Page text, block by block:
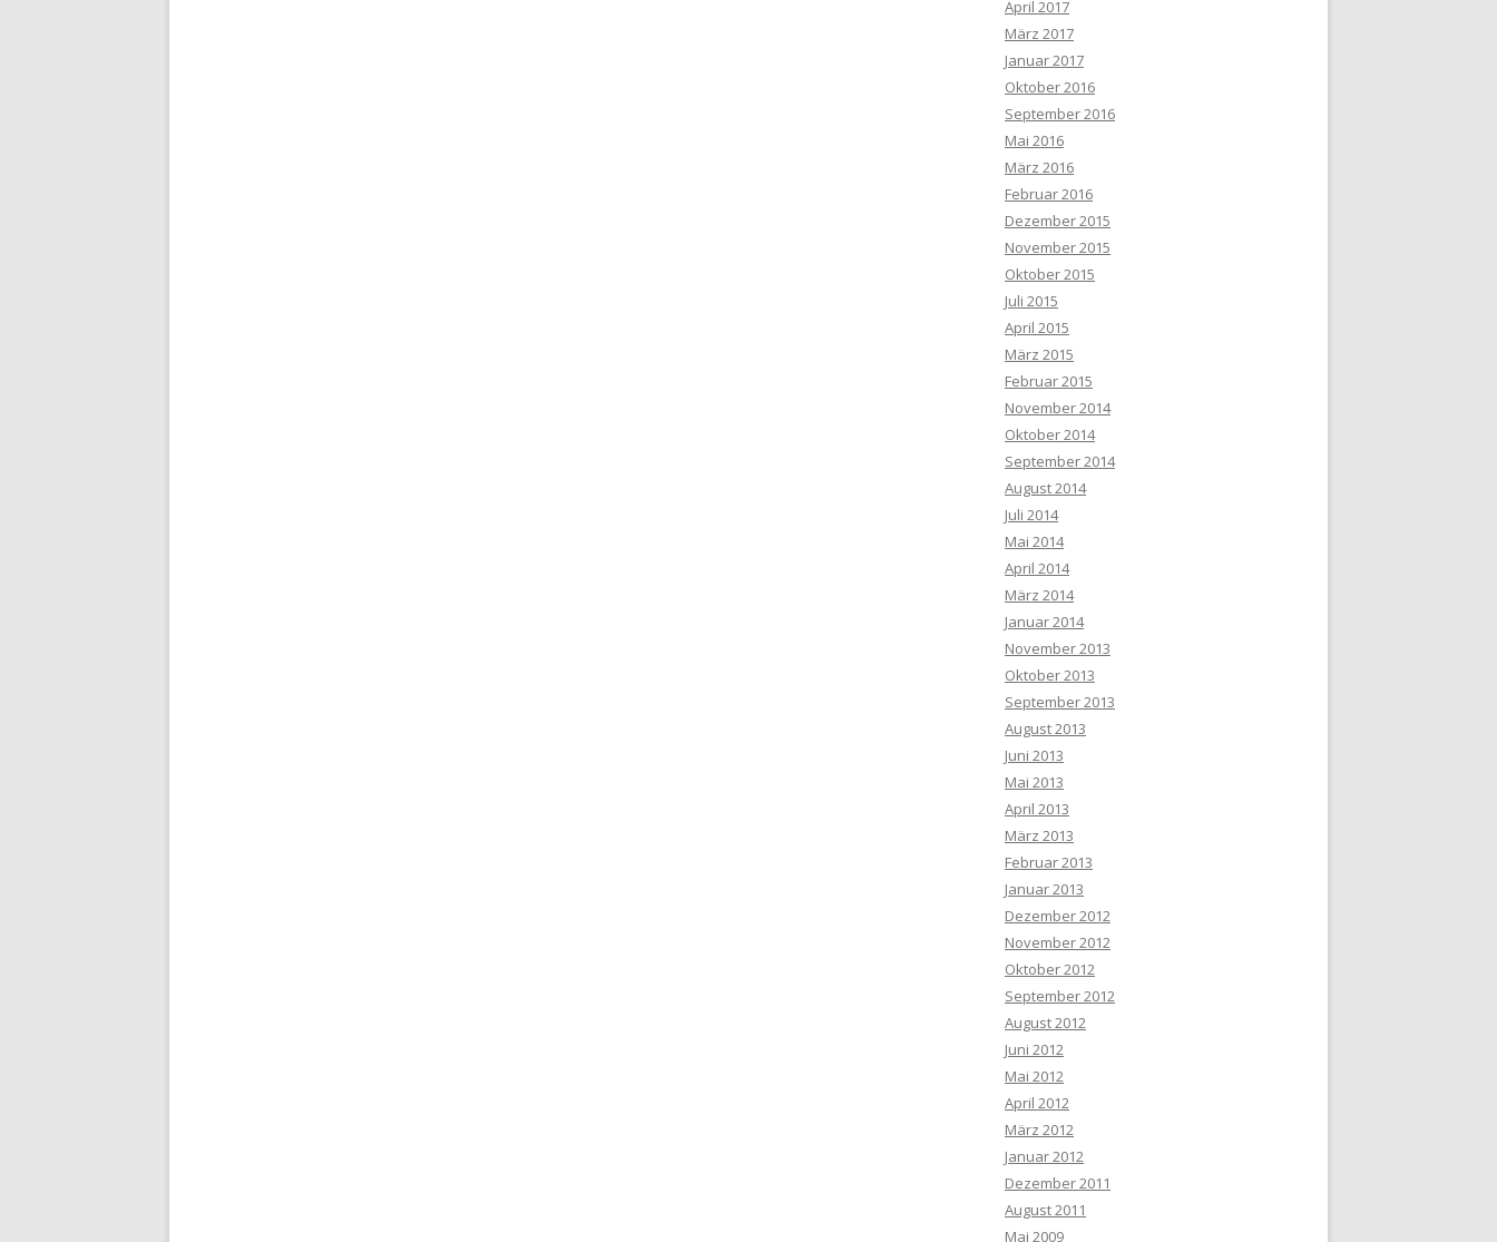
April 2017
März 2017
Januar 2017
Oktober 2016
September 2016
Mai 2016
März 2016
Februar 2016
Dezember 2015
November 2015
Oktober 2015
Juli 2015
April 2015
März 2015
Februar 2015
November 2014
Oktober 2014
September 2014
August 2014
Juli 2014
Mai 2014
April 2014
März 2014
Januar 2014
November 2013
Oktober 2013
September 2013
August 2013
Juni 2013
Mai 2013
April 2013
März 2013
Februar 2013
Januar 2013
Dezember 2012
November 2012
Oktober 2012
September 2012
August 2012
Juni 2012
Mai 2012
April 2012
März 2012
Januar 2012
Dezember 2011
August 2011
Mai 2009